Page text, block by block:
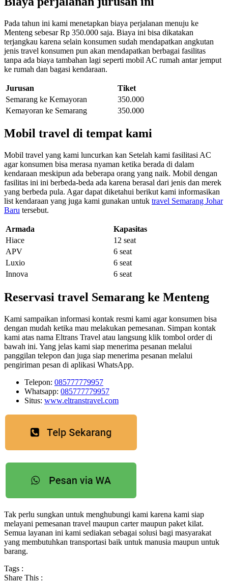
Pada tahun ini kami menetapkan biaya perjalanan menuju ke
Menteng sebesar Rp 350.000 saja. Biaya ini bisa dikatakan
terjangkau karena selain konsumen sudah mendapatkan angkutan
jenis travel konsumen pun akan mendapatkan berbagai fasilitas
tanpa ada biaya tambahan lagi seperti mobil AC rumah antar jemput
ke rumah dan bagasi kendaraan.
Jurusan
Tiket
Semarang ke Kemayoran
350.000
Kemayoran ke Semarang
350.000
Mobil travel di tempat kami
Mobil travel yang kami luncurkan kan Setelah kami fasilitasi AC
agar konsumen bisa merasa nyaman ketika berada di dalam
kendaraan meskipun ada beberapa orang yang naik. Mobil dengan
fasilitas ini ini berbeda-beda ada karena berasal dari jenis dan merek
yang berbeda pula. Agar dapat diketahui berikut kami informasikan
list kendaraan yang juga kami gunakan untuk travel Semarang Johar
Baru tersebut.
Armada
Kapasitas
Hiace
12 seat
APV
6 seat
Luxio
6 seat
Innova
6 seat
Reservasi travel Semarang ke Menteng
Kami sampaikan informasi kontak resmi kami agar konsumen bisa
dengan mudah ketika mau melakukan pemesanan. Simpan kontak
kami atas nama Eltrans Travel atau langsung klik tombol order di
bawah ini. Yang jelas kami siap menerima pesanan melalui
panggilan telepon dan juga siap menerima pesanan melalui
pengiriman pesan di aplikasi WhatsApp.
Telepon: 085777779957
Whatsapp: 085777779957
Situs: www.eltranstravel.com
Tak perlu sungkan untuk menghubungi kami karena kami siap
melayani pemesanan travel maupun carter maupun paket kilat.
Semua layanan ini kami sediakan sebagai solusi bagi masyarakat
yang membutuhkan transportasi baik untuk manusia maupun untuk
barang.
Tags :
Share This :